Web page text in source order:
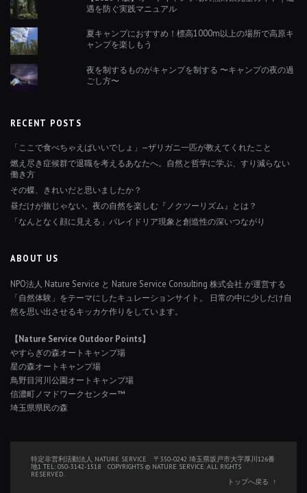
遇を防ぐ実践マニュアル
夏キャンプにおすすめ！標高1000m以上の場所で高原キ
ャンプを楽しもう
夜を制するものがキャンプを制する 〜キャンプの夜の過
ごし方〜
RECENT POSTS
「ここで食べちゃえばいいでしょ」—ザリガニ一匹が教えてくれたこと
燃え尽き症候群で退職を考えるあなたへ。自然と哲学に学ぶ、すり減らない
働き方
その蝶、きれいだと思いましたか？
昼だけが旅じゃない。夜の自然を楽しむ『ノクツーリズム』とは？
「なんとなく顔に見える」パレイドリア現象と創造性の深いつながり
ABOUT US
NPO法人 Nature Service と Nature Service Consulting 株式会社 が運営する
「自然体験」をテーマにしたキュレーションサイト。 日常の中に少しだけ自
然を思い出させるキッカケ作りをしています。
【Nature Service Outdoor Points】
やすらぎの森オートキャンプ場
星の森オートキャンプ場
鳥野目河川公園オートキャンプ場
信濃町ノマドワークセンター™
埼玉県県民の森
特定非営利活動法人 NATURE SERVICE 〒350-0242 埼玉県坂戸市大字厚川126番
地1 TEL: 050-3142-1518 COPYRIGHTS © NATURE SERVICE. ALL RIGHTS
RESERVED.
トップへ戻る